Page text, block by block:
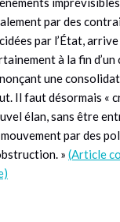
par des
par l’État, arrive
à la fin d’un
une
Il faut désormais «
élan, sans être
par des
» (Article